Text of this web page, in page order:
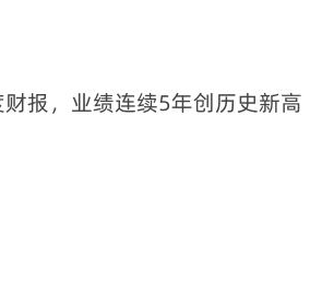
报，业绩连续5年创历史新高